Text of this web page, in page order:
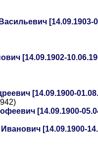
[14.09.1903-
[14.09.1902-
[14.09.1900-
[14.09.1900-
[14.09.1900-